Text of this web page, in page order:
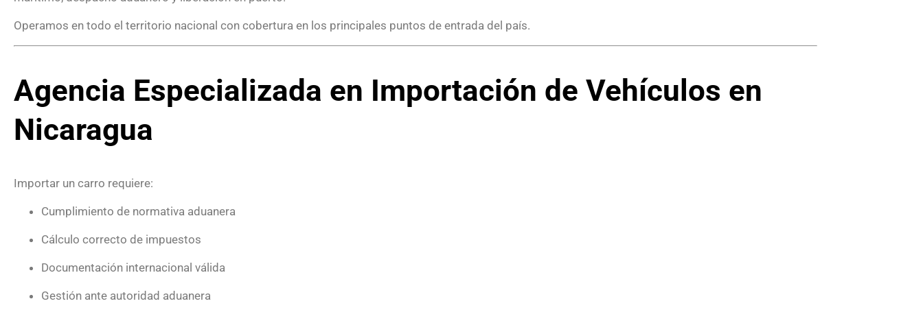
Operamos en todo el territorio nacional con cobertura en los principales puntos de entrada del país.
Agencia Especializada en Importación de Vehículos en
Nicaragua
Importar un carro requiere:
Cumplimiento de normativa aduanera
Cálculo correcto de impuestos
Documentación internacional válida
Gestión ante autoridad aduanera